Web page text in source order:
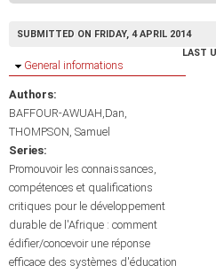
SUBMITTED ON FRIDAY, 4 APRIL 2014
LAST
Hide
General informations
Authors:
BAFFOUR-AWUAH,Dan
THOMPSON, Samuel
Series:
Promouvoir les connaissances,
compétences et qualifications
critiques pour le développement
durable de l'Afrique : comment
édifier/concevoir une réponse
efficace des systèmes d'éducation